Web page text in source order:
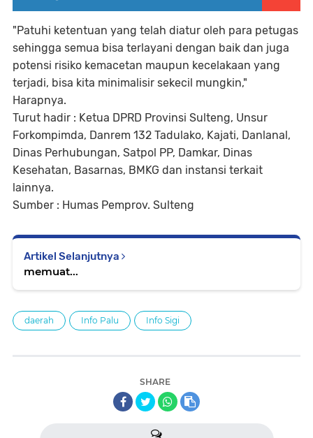
"Patuhi ketentuan yang telah diatur oleh para petugas
sehingga semua bisa terlayani dengan baik dan juga
potensi risiko kemacetan maupun kecelakaan yang
terjadi, bisa kita minimalisir sekecil mungkin,"
Harapnya.
Turut hadir : Ketua DPRD Provinsi Sulteng, Unsur
Forkompimda, Danrem 132 Tadulako, Kajati, Danlanal,
Dinas Perhubungan, Satpol PP, Damkar, Dinas
Kesehatan, Basarnas, BMKG dan instansi terkait
lainnya.
Sumber : Humas Pemprov. Sulteng
Artikel Selanjutnya
memuat...
daerah Info Palu Info Sigi
SHARE